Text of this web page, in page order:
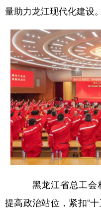
食品 人居
会展 彩票
悦读 公益
亚太网 上市公司
地方频道
北京 天津
浙江 安徽
量助力龙江现代化建设。
黑龙江省总工会相
提高政治站位，紧扣“